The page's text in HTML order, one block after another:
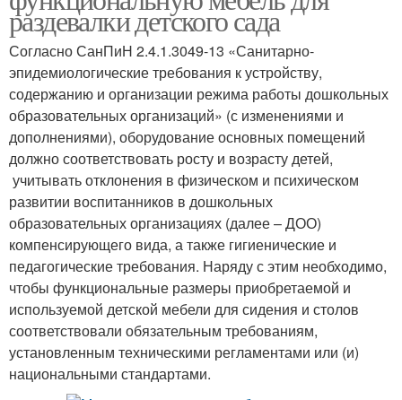
раздевалки детского сада
Согласно СанПиН 2.4.1.3049-13 «Санитарно-
эпидемиологические требования к устройству,
содержанию и организации режима работы дошкольных
образовательных организаций» (с изменениями и
дополнениями), оборудование основных помещений
должно соответствовать росту и возрасту детей,
учитывать отклонения в физическом и психическом
развитии воспитанников в дошкольных
образовательных организациях (далее – ДОО)
компенсирующего вида, а также гигиенические и
педагогические требования. Наряду с этим необходимо,
чтобы функциональные размеры приобретаемой и
используемой детской мебели для сидения и столов
соответствовали обязательным требованиям,
установленным техническими регламентами или (и)
национальными стандартами.